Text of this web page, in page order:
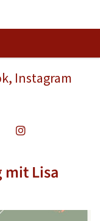
Instagram
mit Lisa